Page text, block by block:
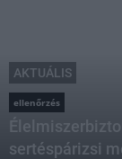
AKTUÁLIS
ellenőrzés
sertéspárizsi